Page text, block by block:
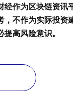
经作为区块链资讯
，不作为实际投资
高风险意识。